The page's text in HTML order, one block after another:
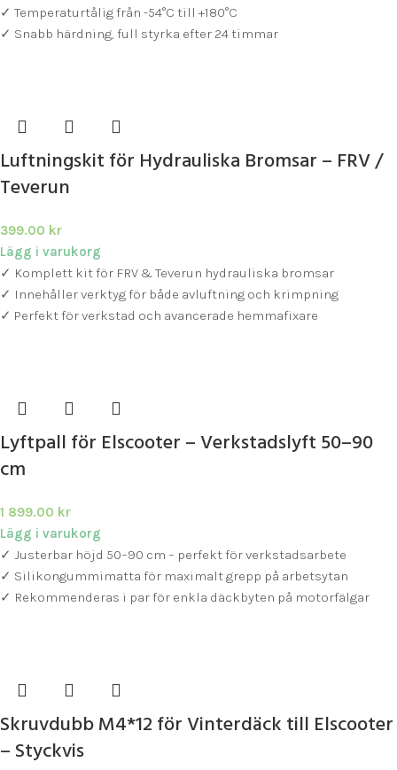
✓ Temperaturtålig från -54°C till +180°C
✓ Snabb härdning, full styrka efter 24 timmar
Luftningskit för Hydrauliska Bromsar – FRV /
Teverun
399.00 kr
Lägg i varukorg
✓ Komplett kit för FRV & Teverun hydrauliska bromsar
✓ Innehåller verktyg för både avluftning och krimpning
✓ Perfekt för verkstad och avancerade hemmafixare
Lyftpall för Elscooter – Verkstadslyft 50–90
cm
1 899.00 kr
Lägg i varukorg
✓ Justerbar höjd 50–90 cm – perfekt för verkstadsarbete
✓ Silikongummimatta för maximalt grepp på arbetsytan
✓ Rekommenderas i par för enkla däckbyten på motorfälgar
Skruvdubb M4*12 för Vinterdäck till Elscooter
– Styckvis